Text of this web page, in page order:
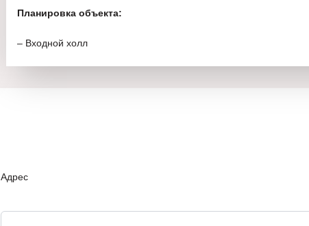
Планировка объекта:
– Входной холл
– Ванная с туалетом – 2
– Возможность покупки подземного парковочного места
Адрес